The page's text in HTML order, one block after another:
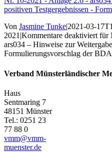
positiven Testgergebnissen -
Von Jasmine Tunke|2021-03-
2021|Kommentare deaktiviertfür
ars034 – Hinweise zur
Formulierungsvorschlag der BDA
Verband Münsterländischer
Haus
Sentmaring 7
48151 Münster
Tel.: 0251 23
77 88 0
vmm@vmm-
muenster.de